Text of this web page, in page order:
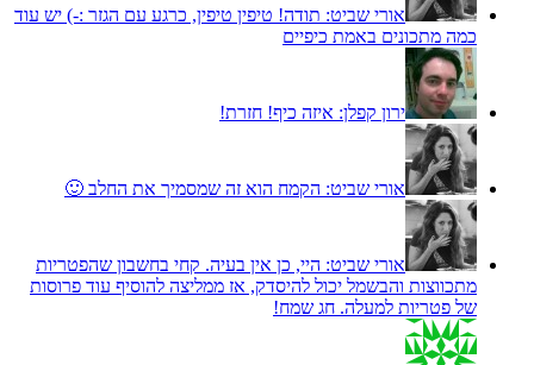
אורי שביט: תודה! טיפין טיפין, כרגע עם הגזר :-) יש עוד
כמה מתכונים באמת כיפיים
ירון קפלן: איזה כיף! חזרת!
אורי שביט: הקמח הוא זה שמסמיך את החלב 🙂
אורי שביט: היי, כן אין בעיה. קחי בחשבון שהפטריות
מתכווצות והבשמל יכול להיסדק, אז ממליצה להוסיף עוד פרוסות
של פטריות למעלה. חג שמח!